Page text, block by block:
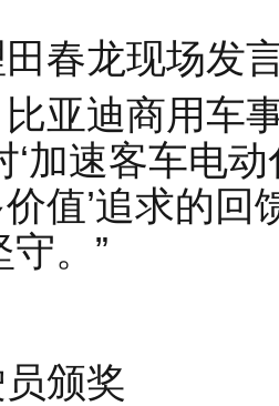
春龙现场发
亚迪商用车
‘加速客车电
值’追求的回
守。”
颁奖